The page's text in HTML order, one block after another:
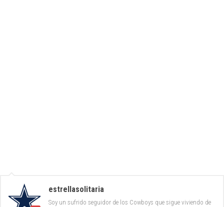
estrellasolitaria
Soy un sufrido seguidor de los Cowboys que sigue viviendo de